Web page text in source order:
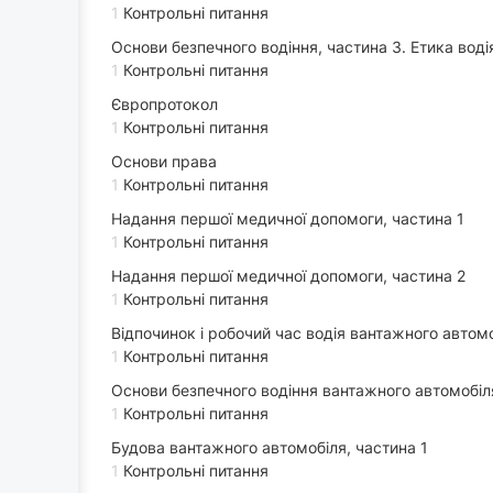
1 Контрольні питання
Основи безпечного водіння, частина 3. Етика
1 Контрольні питання
Європротокол
1 Контрольні питання
Основи права
1 Контрольні питання
Надання першої медичної допомоги, частина 1
1 Контрольні питання
Надання першої медичної допомоги, частина 2
1 Контрольні питання
Відпочинок і робочий час водія вантажного
1 Контрольні питання
Основи безпечного водіння вантажного
1 Контрольні питання
Будова вантажного автомобіля, частина 1
1 Контрольні питання